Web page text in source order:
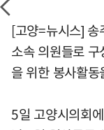
[고양=뉴시스]
소속 의원들로
을 위한 봉사활동
5일 고양시의회